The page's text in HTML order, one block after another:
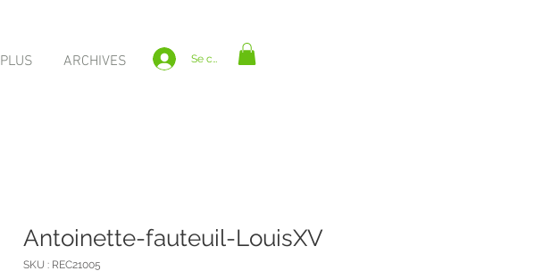
PLUS ARCHIVES Se connecter
Antoinette-fauteuil-LouisXV
SKU : REC21005